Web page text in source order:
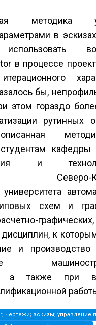
методика
в
в процессе
бы,
этом гораздо
рутинных
кафедры
и
Северо-
схем и
к
и производство
а также при
чертежи; эскизы; управление